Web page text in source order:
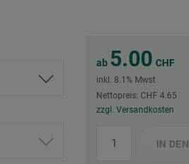
ab 5.00 CHF
inkl. 8.1% Mwst
Nettopreis: CHF 4.65
zzgl. Versandkosten
IN DEN